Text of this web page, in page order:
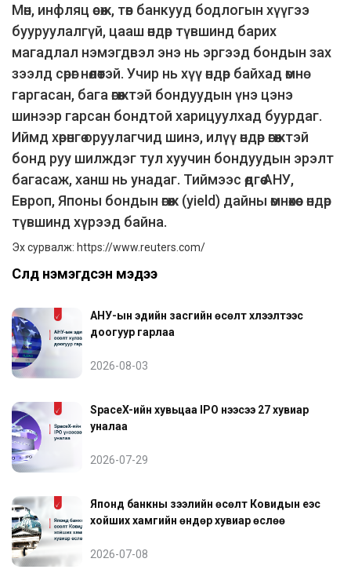
Мөн, инфляц өсөж, төв банкууд бодлогын хүүгээ
бууруулалгүй, цааш өндөр түвшинд барих
магадлал нэмэгдвэл энэ нь эргээд бондын зах
зээлд сөрөг нөлөөтэй. Учир нь хүү өндөр байхад өмнө
гаргасан, бага өгөөжтэй бондуудын үнэ цэнэ
шинээр гарсан бондтой харицуулхад буурдаг.
Иймд хөрөнгө оруулагчид шинэ, илүү өндөр өгөөжтэй
бонд руу шилждэг тул хуучин бондуудын эрэлт
багасаж, ханш нь унадаг. Тиймээс өдгөө АНУ,
Европ, Японы бондын өгөөж (yield) дайны өмнөхөөс өндөр
түвшинд хүрээд байна.
Эх сурвалж: https://www.reuters.com/
Сүүлд нэмэгдсэн мэдээ
АНУ-ын эдийн засгийн өсөлт хүлээлтээс
доогуур гарлаа
2026-08-03
SpaceX-ийн хувьцаа IPO үнээсээ 27 хувиар
уналаа
2026-07-29
Японд банкны зээлийн өсөлт Ковидын үеэс
хойших хамгийн өндөр хувиар өслөө
2026-07-08